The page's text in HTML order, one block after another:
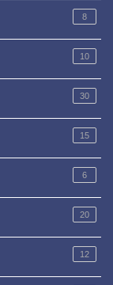
8
10
30
15
6
20
12